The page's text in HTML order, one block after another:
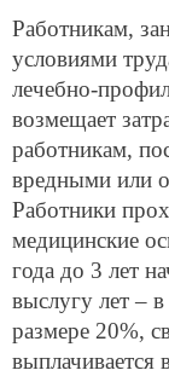
Работникам,
условиями
лечебно-
возмещает
работникам,
вредными или
Работники
медицинские
года до 3 лет
выслугу лет –
размере 20%,
выплачивается